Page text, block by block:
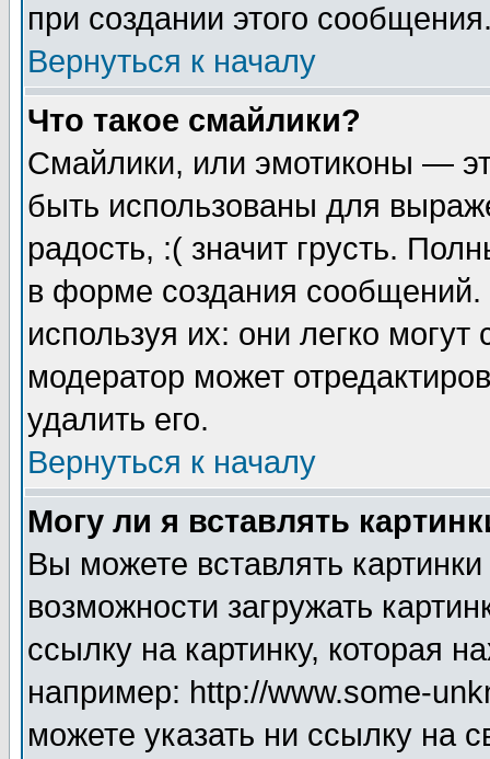
при создании этого
Вернуться к началу
Что такое смайлики?
Смайлики, или эмотиконы —
быть использованы для
радость, :( значит грусть.
в форме создания сообщений.
используя их: они легко
модератор может
удалить его.
Вернуться к началу
Могу ли я вставлять
Вы можете вставлять
возможности загружать
ссылку на картинку, которая
например: http://www.some-
можете указать ни ссылку на